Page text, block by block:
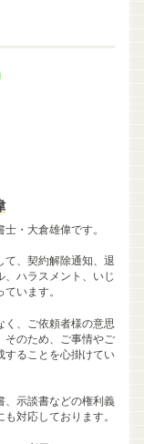
・大倉雄偉です。
て、契約解除通知、退
、ハラスメント、いじ
います。
く、ご依頼者様の意思
そのため、ご事情やご
することを心掛けてい
、示談書などの権利義
対応しております。